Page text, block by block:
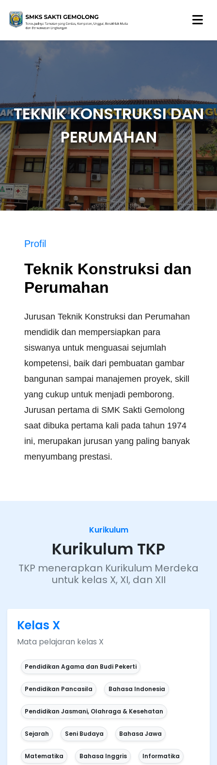
TEKNIK KONSTRUKSI DAN
PERUMAHAN
Profil
Teknik Konstruksi dan
Perumahan
Jurusan Teknik Konstruksi dan Perumahan
mendidik dan mempersiapkan para
siswanya untuk menguasai sejumlah
kompetensi, baik dari pembuatan gambar
bangunan sampai manajemen proyek, skill
yang cukup untuk menjadi pemborong.
Jurusan pertama di SMK Sakti Gemolong
saat dibuka pertama kali pada tahun 1974
ini, merupakan jurusan yang paling banyak
menyumbang prestasi.
Kurikulum
Kurikulum TKP
TKP menerapkan Kurikulum Merdeka
untuk kelas X, XI, dan XII
Kelas X
Mata pelajaran kelas X
Pendidikan Agama dan Budi Pekerti
Pendidikan Pancasila Bahasa Indonesia
Pendidikan Jasmani, Olahraga & Kesehatan
Sejarah Seni Budaya Bahasa Jawa
Matematika Bahasa Inggris Informatika